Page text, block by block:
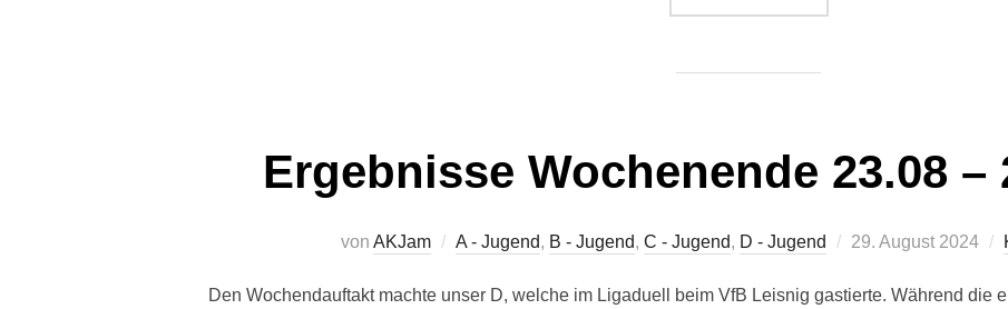
Ergebnisse Wochenende 23.08 –
von AKJam A - Jugend, B - Jugend, C - Jugend, D - Jugend
Veröffentlicht
29. August 2024
Den Wochendauftakt machte unser D, welche im Ligaduell beim VfB Leisnig gastierte. Während die